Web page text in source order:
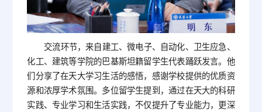
交流环节，来自建工、微电子、自动化、卫生应急、
化工、建筑等学院的巴基斯坦籍留学生代表踊跃发言。他
们分享了在天大学习生活的感悟，感谢学校提供的优质资
源和浓厚学术氛围。多位留学生提到，通过在天大的科研
实践、专业学习和生活实践，不仅提升了专业能力，更深